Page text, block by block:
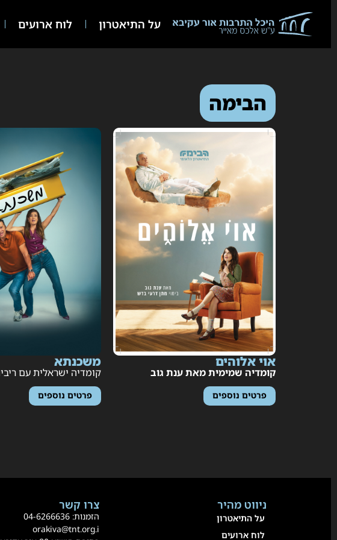
על התיאטרון לוח ארועים
הבימה
אוי אלוהים
קומדיה שמימית מאת ענת גוב
פרטים נוספים
משכנתא
קומדיה ישראלית עם
פרטים נוספים
ניווט מהיר
על התיאטרון
לוח ארועים
צרו קשר
הזמנות: 04-6266636
orakiva@tnt.org.i